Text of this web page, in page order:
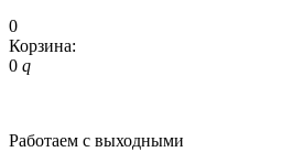
0
Корзина:
0 q
Работаем с выходными